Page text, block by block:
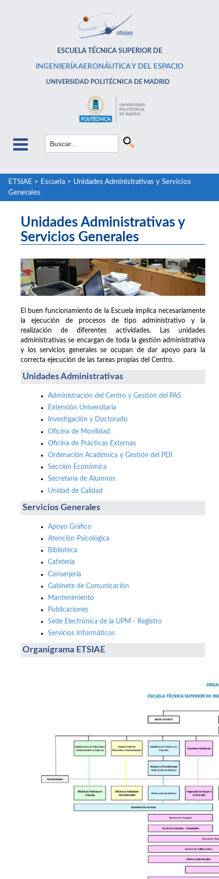
ESCUELA TÉCNICA SUPERIOR DE
INGENIERÍA AERONÁUTICA Y DEL ESPACIO
UNIVERSIDAD POLITÉCNICA DE MADRID
ETSIAE > Escuela> Unidades Administrativas y Servicios
Generales
Unidades Administrativas y
Servicios Generales
El buen funcionamiento de la Escuela implica necesariamente
la ejecución de procesos de tipo administrativo y la
realización de diferentes actividades. Las unidades
administrativas se encargan de toda la gestión administrativa
y los servicios generales se ocupan de dar apoyo para la
correcta ejecución de las tareas propias del Centro.
Unidades Administrativas
Administración del Centro y Gestión del PAS
Extensión Universitaria
Investigación y Doctorado
Oficina de Movilidad
Oficina de Prácticas Externas
Ordenación Académica y Gestión del PDI
Sección Económica
Secretaría de Alumnos
Unidad de Calidad
Servicios Generales
Apoyo Gráfico
Atención Psicológica
Biblioteca
Cafetería
Conserjería
Gabinete de Comunicación
Mantenimiento
Publicaciones
Sede Electrónica de la UPM - Registro
Servicios Informáticos
Organigrama ETSIAE